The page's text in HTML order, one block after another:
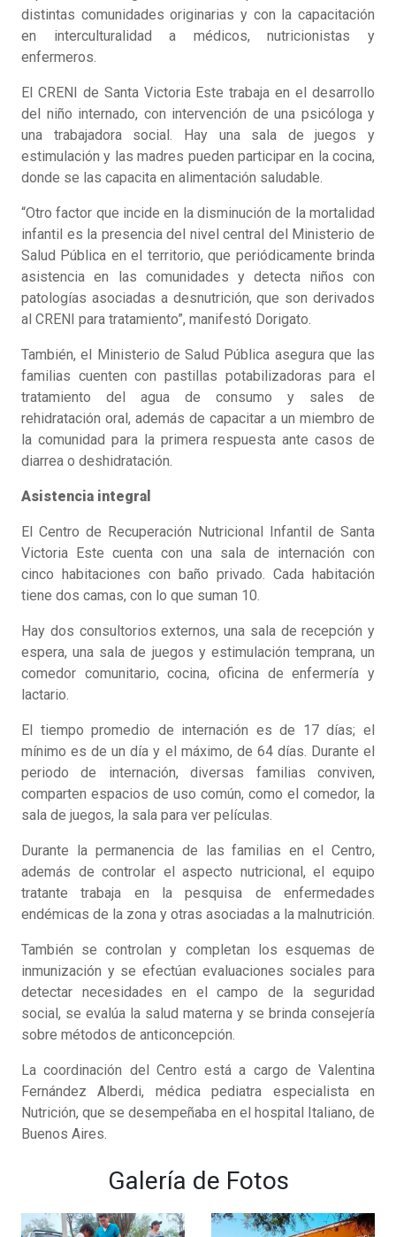
distintas comunidades originarias y con la capacitación
en interculturalidad a médicos, nutricionistas y
enfermeros.
El CRENI de Santa Victoria Este trabaja en el desarrollo
del niño internado, con intervención de una psicóloga y
una trabajadora social. Hay una sala de juegos y
estimulación y las madres pueden participar en la cocina,
donde se las capacita en alimentación saludable.
“Otro factor que incide en la disminución de la mortalidad
infantil es la presencia del nivel central del Ministerio de
Salud Pública en el territorio, que periódicamente brinda
asistencia en las comunidades y detecta niños con
patologías asociadas a desnutrición, que son derivados
al CRENI para tratamiento”, manifestó Dorigato.
También, el Ministerio de Salud Pública asegura que las
familias cuenten con pastillas potabilizadoras para el
tratamiento del agua de consumo y sales de
rehidratación oral, además de capacitar a un miembro de
la comunidad para la primera respuesta ante casos de
diarrea o deshidratación.
Asistencia integral
El Centro de Recuperación Nutricional Infantil de Santa
Victoria Este cuenta con una sala de internación con
cinco habitaciones con baño privado. Cada habitación
tiene dos camas, con lo que suman 10.
Hay dos consultorios externos, una sala de recepción y
espera, una sala de juegos y estimulación temprana, un
comedor comunitario, cocina, oficina de enfermería y
lactario.
El tiempo promedio de internación es de 17 días; el
mínimo es de un día y el máximo, de 64 días. Durante el
periodo de internación, diversas familias conviven,
comparten espacios de uso común, como el comedor, la
sala de juegos, la sala para ver películas.
Durante la permanencia de las familias en el Centro,
además de controlar el aspecto nutricional, el equipo
tratante trabaja en la pesquisa de enfermedades
endémicas de la zona y otras asociadas a la malnutrición.
También se controlan y completan los esquemas de
inmunización y se efectúan evaluaciones sociales para
detectar necesidades en el campo de la seguridad
social, se evalúa la salud materna y se brinda consejería
sobre métodos de anticoncepción.
La coordinación del Centro está a cargo de Valentina
Fernández Alberdi, médica pediatra especialista en
Nutrición, que se desempeñaba en el hospital Italiano, de
Buenos Aires.
Galería de Fotos